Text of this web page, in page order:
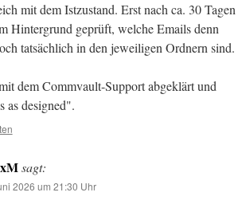
mit dem Istzustand. Erst nach ca. 30 Tagen
Hintergrund geprüft, welche Emails denn
tatsächlich in den jeweiligen Ordnern sind.
dem Commvault-Support abgeklärt und
as designed".
sagt:
2026 um 21:30 Uhr